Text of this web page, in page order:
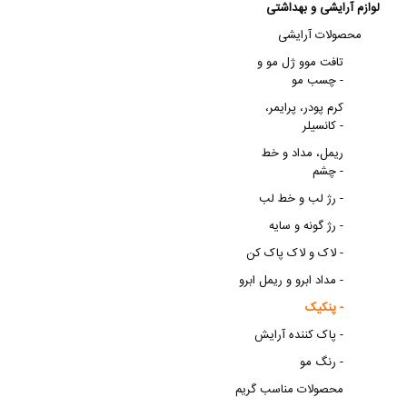
لوازم آرایشی و بهداشتی
محصولات آرایشی
تافت موو ژل مو و
چسب مو -
کرم پودر، پرایمر،
کانسیلر -
ریمل، مداد و خط
چشم -
رژ لب و خط لب -
رژ گونه و سایه -
لاک و لاک پاک کن -
مداد ابرو و ریمل ابرو -
پنکیک -
پاک کننده آرایش -
رنگ مو -
محصولات مناسب گریم